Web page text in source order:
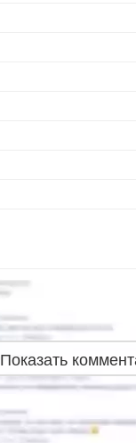
Показать